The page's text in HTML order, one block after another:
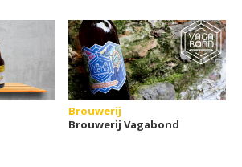
Brouwerij
Brouwerij Vagabond